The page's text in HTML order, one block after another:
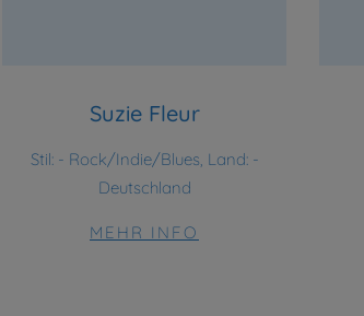
Suzie Fleur
Stil: - Rock/Indie/Blues, Land: -
Deutschland
MEHR INFO